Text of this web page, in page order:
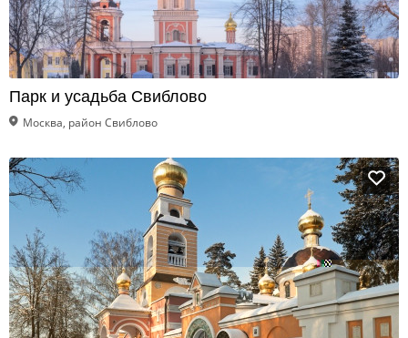
Парк и усадьба Свиблово
Москва, район Свиблово